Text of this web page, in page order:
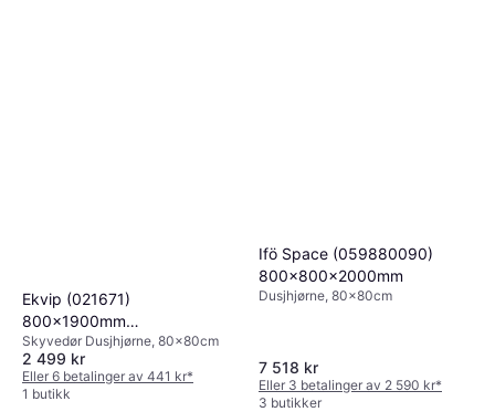
Ekvip (021671)
800x1900mm
800x800x1900mm
Skyvedør Dusjhjørne, 80x80cm
2 499 kr
Eller 6 betalinger av 441 kr*
1 butikk
Ifö Space (059880090)
800x800x2000mm
Dusjhjørne, 80x80cm
7 518 kr
Eller 3 betalinger av 2 590 kr*
3 butikker